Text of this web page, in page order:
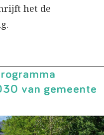
het de
van gemeente